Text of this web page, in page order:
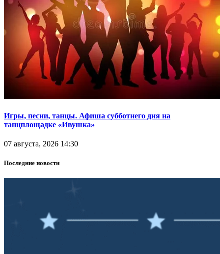
Игры, песни, танцы. Афиша субботнего дня на
танцплощадке «Ивушка»
07 августа, 2026 14:30
Последние новости